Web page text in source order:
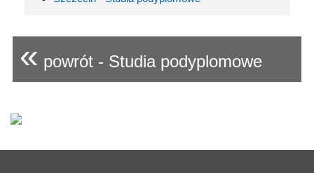
« powrót - Studia podyplomowe